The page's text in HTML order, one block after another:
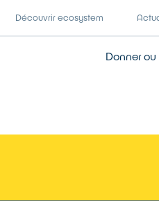
Découvrir ecosystem
Donner